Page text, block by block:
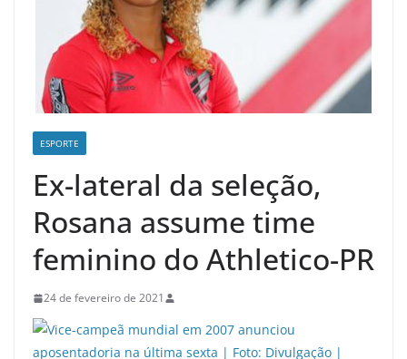
ESPORTE
Ex-lateral da seleção,
Rosana assume time
feminino do Athletico-PR
24 de fevereiro de 2021